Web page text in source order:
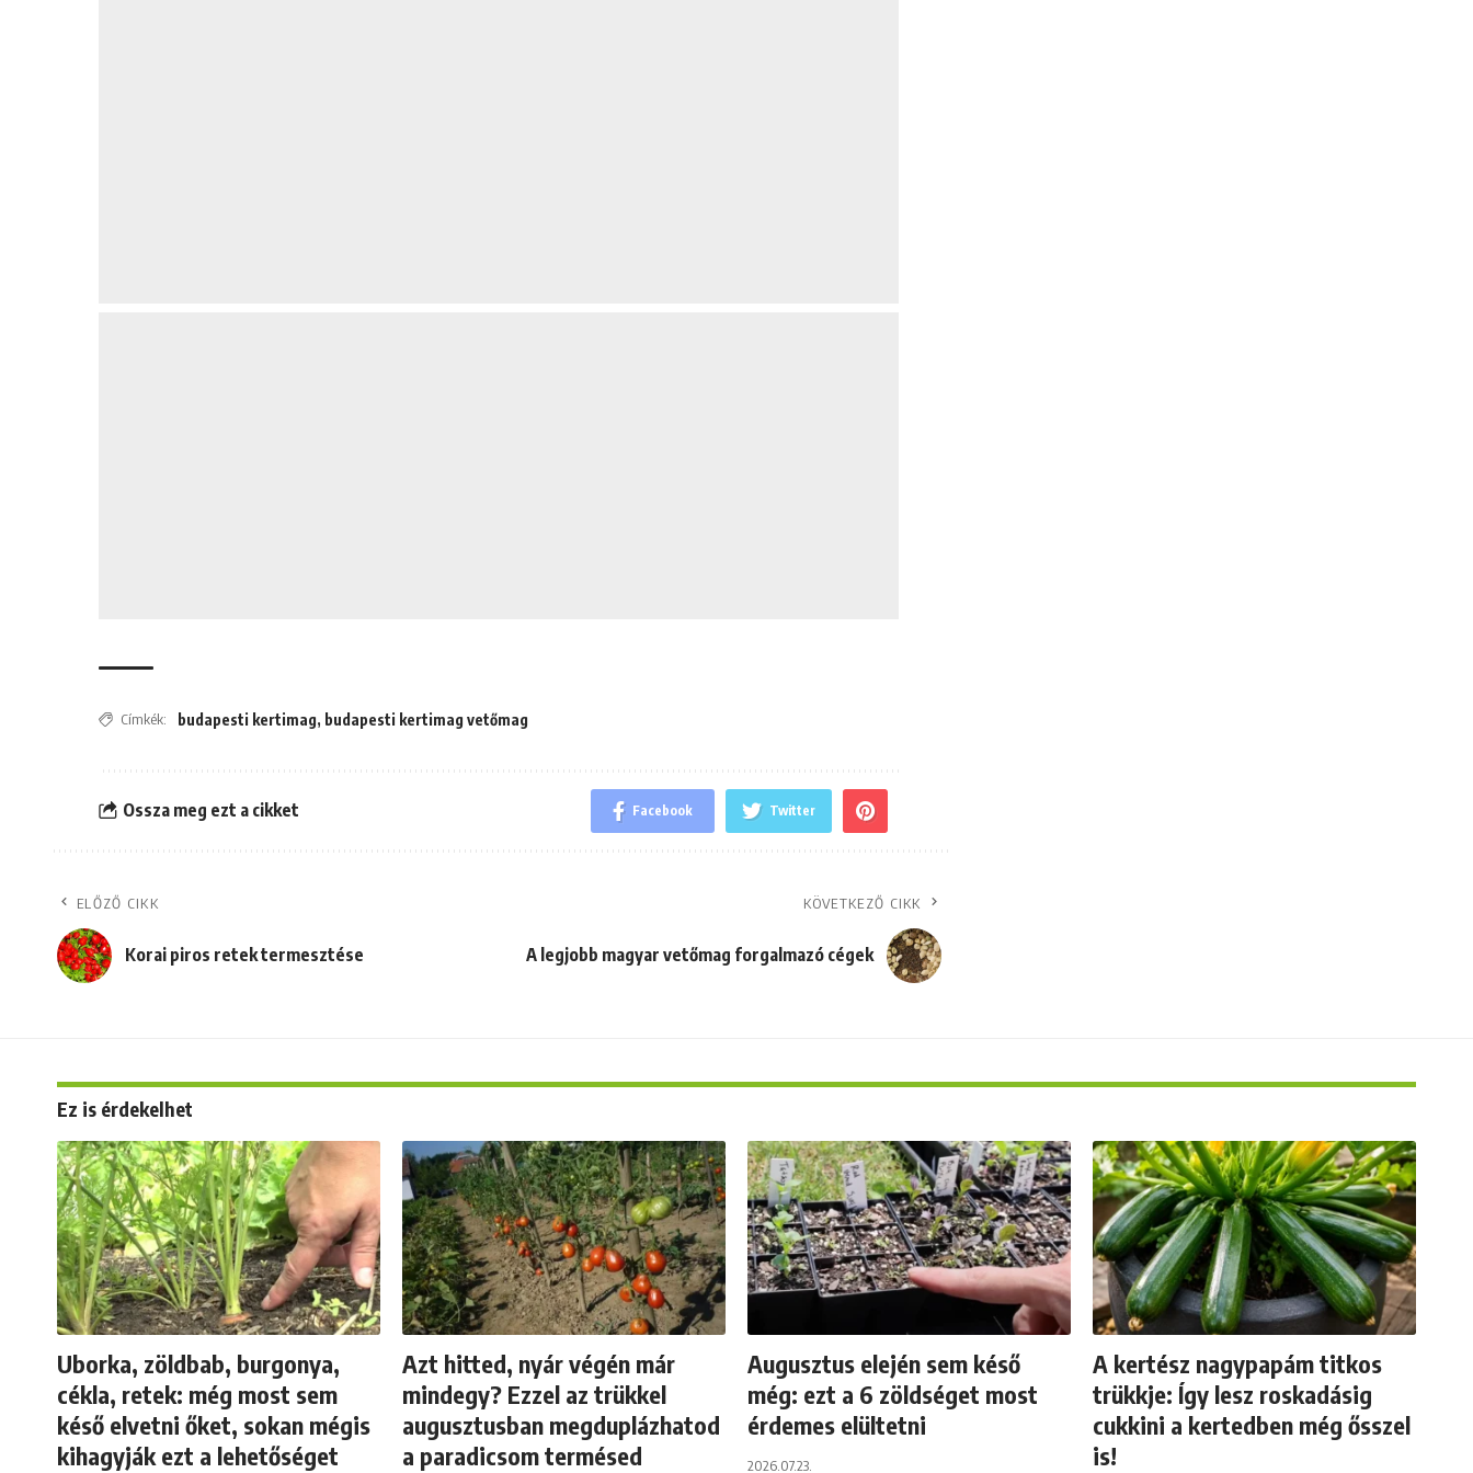
Címkék: budapesti kertimag, budapesti kertimag vetőmag
Ossza meg ezt a cikket Facebook Twitter
ELŐZŐ CIKK
Korai piros retek termesztése
KÖVETKEZŐ CIKK
A legjobb magyar vetőmag forgalmazó cégek
Ez is érdekelhet
Uborka, zöldbab, burgonya,
cékla, retek: még most sem
késő elvetni őket, sokan mégis
kihagyják ezt a lehetőséget
Azt hitted, nyár végén már
mindegy? Ezzel az trükkel
augusztusban megduplázhatod
a paradicsom termésed
Augusztus elején sem késő
még: ezt a 6 zöldséget most
érdemes elültetni
2026.07.23.
A kertész nagypapám titkos
trükkje: Így lesz roskadásig
cukkini a kertedben még ősszel
is!